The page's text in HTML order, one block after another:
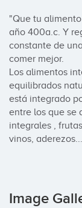
"Que tu
año 400a.c. Y
constante de
comer mejor.
Los alimentos
equilibrados
está integrado
entre los que se
integrales ,
vinos, aderezos...
Image